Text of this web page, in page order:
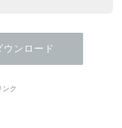
ンロード
ンク